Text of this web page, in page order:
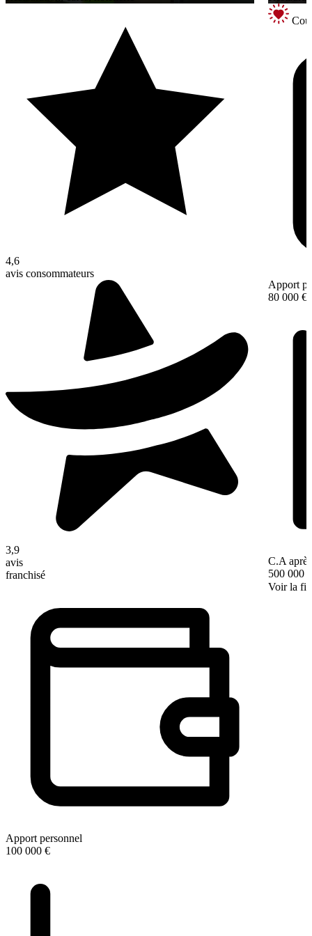
4,6
avis consommateurs
3,9
avis
franchisé
Apport personnel
100 000 €
Apport
80 000 €
C.A
500 000 €
Voir la